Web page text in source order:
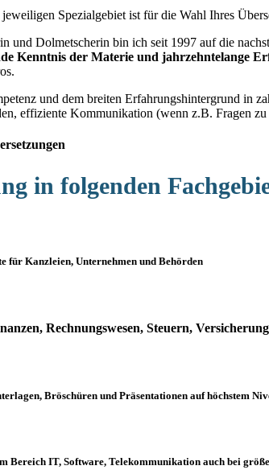
Spezialgebiet ist für die Wahl Ihres
und Dolmetscherin bin ich seit 1997 auf die
Kenntnis der Materie und jahrzehntelange
und dem breiten Erfahrungshintergrund in
effiziente Kommunikation (wenn z.B. Fragen
in folgenden
für Kanzleien, Unternehmen und Behörden
Rechnungswesen, Steuern,
Bröschüren und Präsentationen auf höchstem
Bereich IT, Software, Telekommunikation auch bei